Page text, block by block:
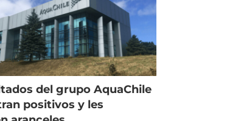
del grupo AquaChile
positivos y les